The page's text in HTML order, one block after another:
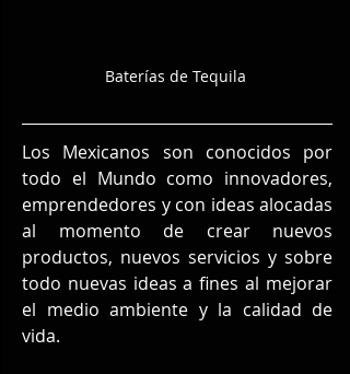
Baterías de Tequila
Los Mexicanos son conocidos por
todo el Mundo como innovadores,
emprendedores y con ideas alocadas
al momento de crear nuevos
productos, nuevos servicios y sobre
todo nuevas ideas a fines al mejorar
el medio ambiente y la calidad de
vida.